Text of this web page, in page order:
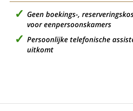
Geen boekings-,
voor eenpersoonskamers
Persoonlijke telefonische
uitkomt